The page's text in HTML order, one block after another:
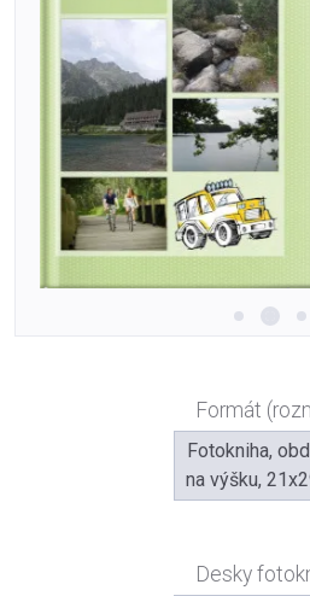
Formát
Fotokniha,
na výšku,
Desky